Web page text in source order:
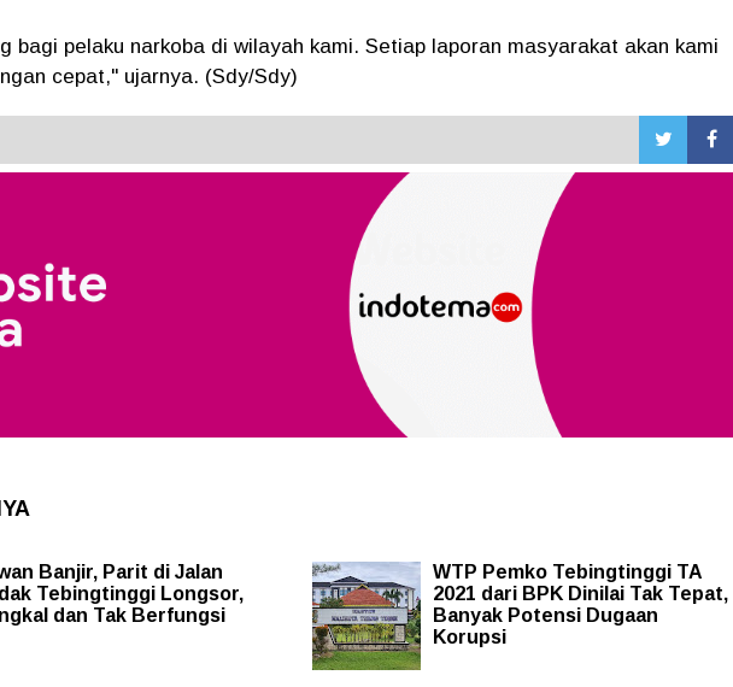
bagi pelaku narkoba di wilayah kami. Setiap laporan masyarakat akan kami
cepat," ujarnya. (Sdy/Sdy)
Banjir, Parit di Jalan
Tebingtinggi Longsor,
dan Tak Berfungsi
WTP Pemko Tebingtinggi TA
2021 dari BPK Dinilai Tak Tepat,
Banyak Potensi Dugaan
Korupsi